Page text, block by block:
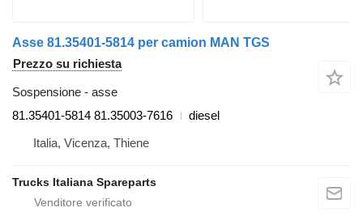
Asse 81.35401-5814 per camion MAN TGS
Prezzo su richiesta
Sospensione - asse
81.35401-5814 81.35003-7616
diesel
Italia, Vicenza, Thiene
Trucks Italiana Spareparts